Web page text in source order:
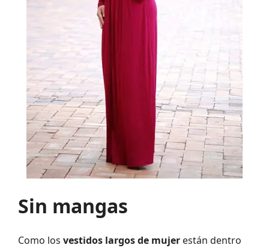
Sin mangas
Como los vestidos largos de mujer están dentro